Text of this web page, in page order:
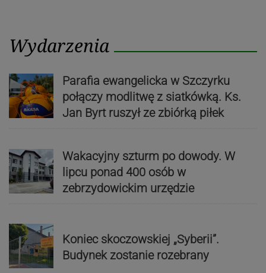
Wydarzenia
Parafia ewangelicka w Szczyrku
połączy modlitwę z siatkówką. Ks.
Jan Byrt ruszył ze zbiórką piłek
Wakacyjny szturm po dowody. W
lipcu ponad 400 osób w
zebrzydowickim urzędzie
Koniec skoczowskiej „Syberii”.
Budynek zostanie rozebrany